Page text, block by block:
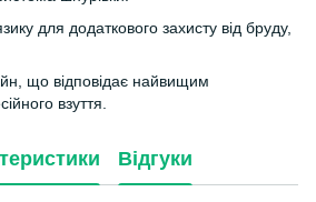
для додаткового захисту від бруду,
що відповідає найвищим
взуття.
Відгуки